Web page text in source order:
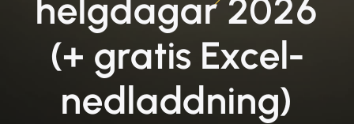
helgdagar 2026
(+ gratis Excel-
nedladdning)